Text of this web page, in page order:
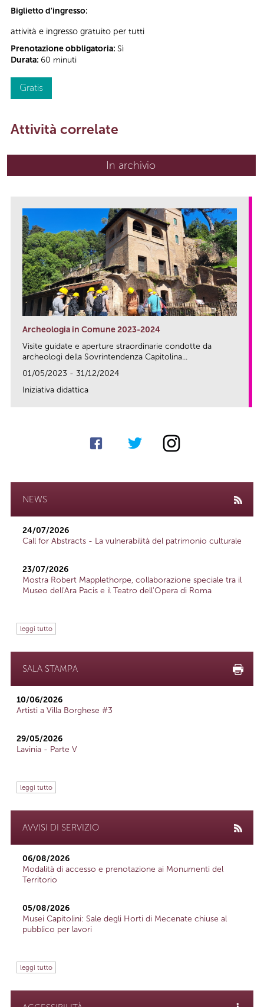
Biglietto d'ingresso:
attività e ingresso gratuito per tutti
Prenotazione obbligatoria: Sì
Durata: 60 minuti
Gratis
Attività correlate
In archivio
Archeologia in Comune 2023-2024
Visite guidate e aperture straordinarie condotte da
archeologi della Sovrintendenza Capitolina...
01/05/2023 - 31/12/2024
Iniziativa didattica
NEWS
24/07/2026
Call for Abstracts - La vulnerabilità del patrimonio culturale
23/07/2026
Mostra Robert Mapplethorpe, collaborazione speciale tra il
Museo dell'Ara Pacis e il Teatro dell'Opera di Roma
leggi tutto
SALA STAMPA
10/06/2026
Artisti a Villa Borghese #3
29/05/2026
Lavinia - Parte V
leggi tutto
AVVISI DI SERVIZIO
06/08/2026
Modalità di accesso e prenotazione ai Monumenti del
Territorio
05/08/2026
Musei Capitolini: Sale degli Horti di Mecenate chiuse al
pubblico per lavori
leggi tutto